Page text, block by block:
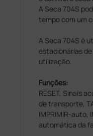
A Seca 704S
tempo com um
A Seca 704S é
estacionárias
utilização.
Funções:
RESET, Sinais
de transporte,
IMPRIMIR-auto,
automática da